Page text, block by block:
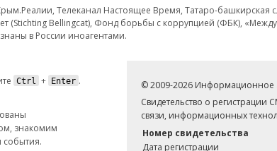
Телеканал Настоящее Время, Татаро-
(Stichting Bellingcat), Фонд борьбы с коррупцией (ФБК),
в России иноагентами.
Ctrl + Enter .
знакомим
события.
© 2009-2026 Информационное
Свидетельство о
связи, информационных
Номер свидетельства
Дата регистрации